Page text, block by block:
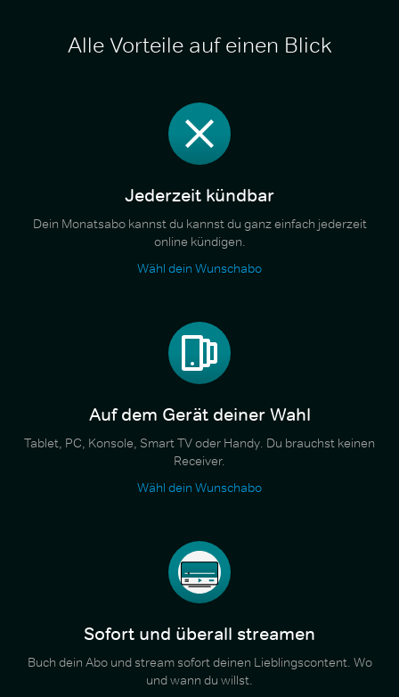
Alle Vorteile auf einen Blick
Jederzeit kündbar
Dein Monatsabo kannst du kannst du ganz einfach jederzeit
online kündigen.
Wähl dein Wunschabo
Auf dem Gerät deiner Wahl
Tablet, PC, Konsole, Smart TV oder Handy. Du brauchst keinen
Receiver.
Wähl dein Wunschabo
Sofort und überall streamen
Buch dein Abo und stream sofort deinen Lieblingscontent. Wo
und wann du willst.